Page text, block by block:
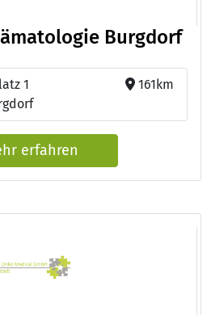
Burgdorf
1
161km
erfahren